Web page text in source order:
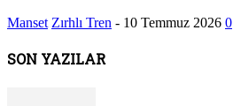
Manset Zırhlı Tren - 10 Temmuz 2026 0
SON YAZILAR